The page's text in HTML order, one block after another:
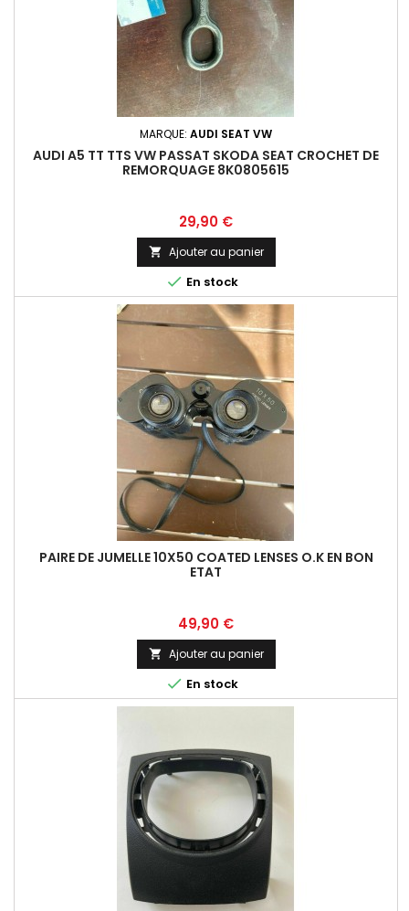
MARQUE: AUDI SEAT VW
AUDI A5 TT TTS VW PASSAT SKODA SEAT CROCHET DE
REMORQUAGE 8K0805615
Prix
29,90 €
 Ajouter au panier
 En stock
PAIRE DE JUMELLE 10X50 COATED LENSES O.K EN BON
ETAT
Prix
49,90 €
 Ajouter au panier
 En stock